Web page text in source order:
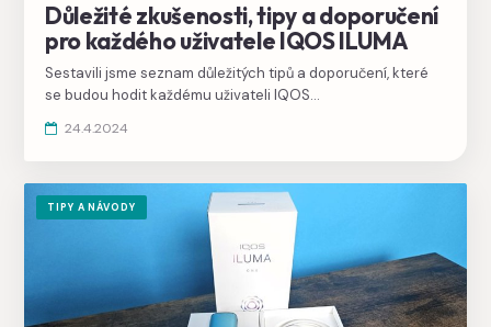
Důležité zkušenosti, tipy a doporučení
pro každého uživatele IQOS ILUMA
Sestavili jsme seznam důležitých tipů a doporučení, které
se budou hodit každému uživateli IQOS
24.4.2024
TIPY A NÁVODY